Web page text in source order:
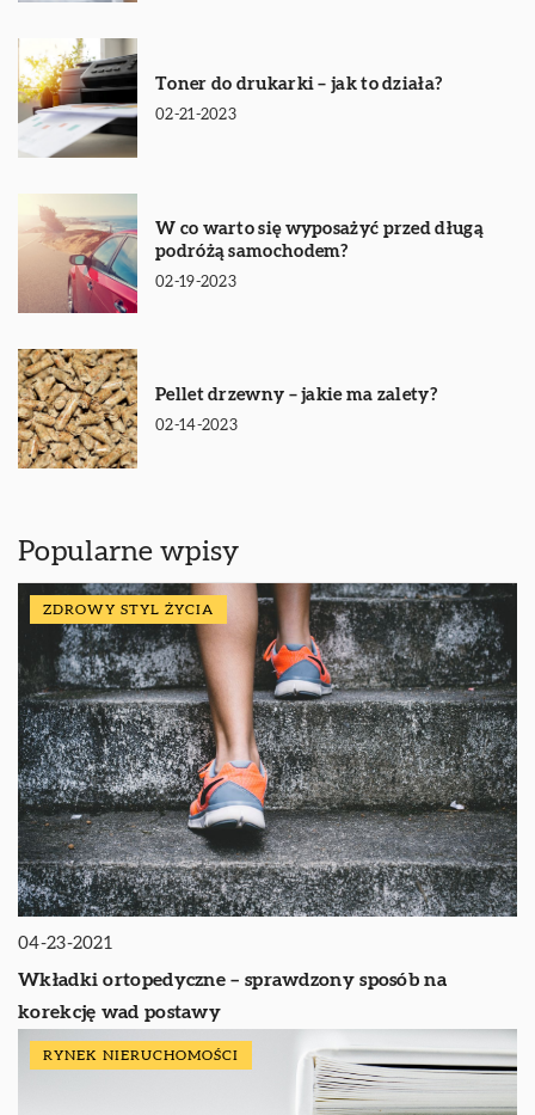
Toner do drukarki – jak to działa?
02-21-2023
W co warto się wyposażyć przed długą
podróżą samochodem?
02-19-2023
Pellet drzewny – jakie ma zalety?
02-14-2023
Popularne wpisy
ZDROWY STYL ŻYCIA
04-23-2021
Wkładki ortopedyczne – sprawdzony sposób na
korekcję wad postawy
RYNEK NIERUCHOMOŚCI